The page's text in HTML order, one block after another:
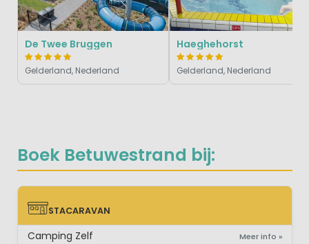
Boek Betuwestrand bij:
STACARAVAN
STACARAVAN
Camping Zelf Meer info »
De Twee Bruggen
Gelderland, Nederland
Haeghehorst
Gelderland, Nederland